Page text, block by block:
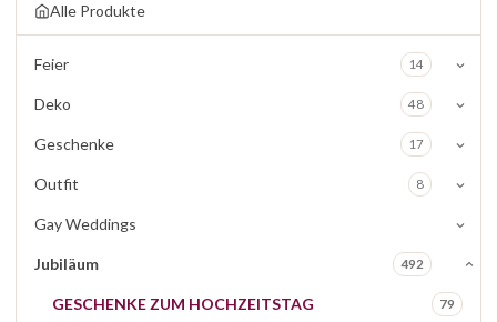
Alle Produkte
Feier 14
Deko 48
Geschenke 17
Outfit 8
Gay Weddings
Jubiläum 492
GESCHENKE ZUM HOCHZEITSTAG 79